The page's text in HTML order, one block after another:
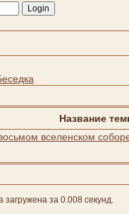
Название
вселенском
за 0.008 секунд.